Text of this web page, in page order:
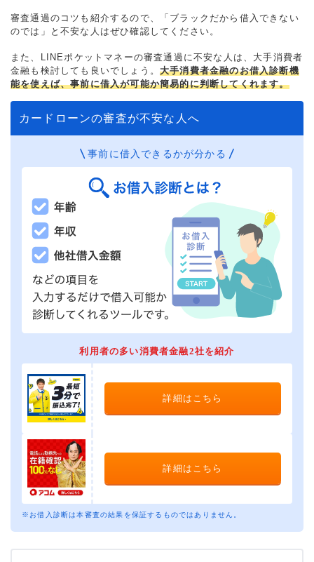
審査通過のコツも紹介するので、「ブラックだから借入できない
のでは」と不安な人はぜひ確認してください。
また、LINEポケットマネーの審査通過に不安な人は、大手消費者
金融も検討しても良いでしょう。 大手消費者金融のお借入診断機
能を使えば、事前に借入が可能か簡易的に判断してくれます。
カードローンの審査が不安な人へ
事前に借入できるかが分かる
利用者の多い消費者金融2社を紹介
詳細はこちら
詳細はこちら
※お借入診断は本審査の結果を保証するものではありません。